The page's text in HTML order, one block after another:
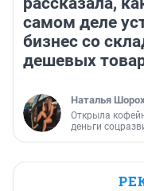
самом деле
бизнес со
дешевых
Наталья
Открыла
деньги